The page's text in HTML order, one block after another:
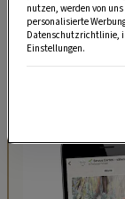
sofort mein
auch sie
für ihr
nutzen, werden von
personalisierte
Datenschutzrichtlinie,
Einstellungen.